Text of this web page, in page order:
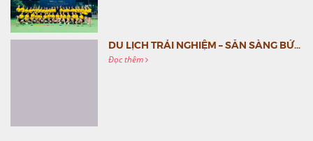
DU LỊCH TRẢI NGHIỆM – SẴN SÀNG BỨT PHÁ CÙNG MC VIỆT NAM
Đọc thêm